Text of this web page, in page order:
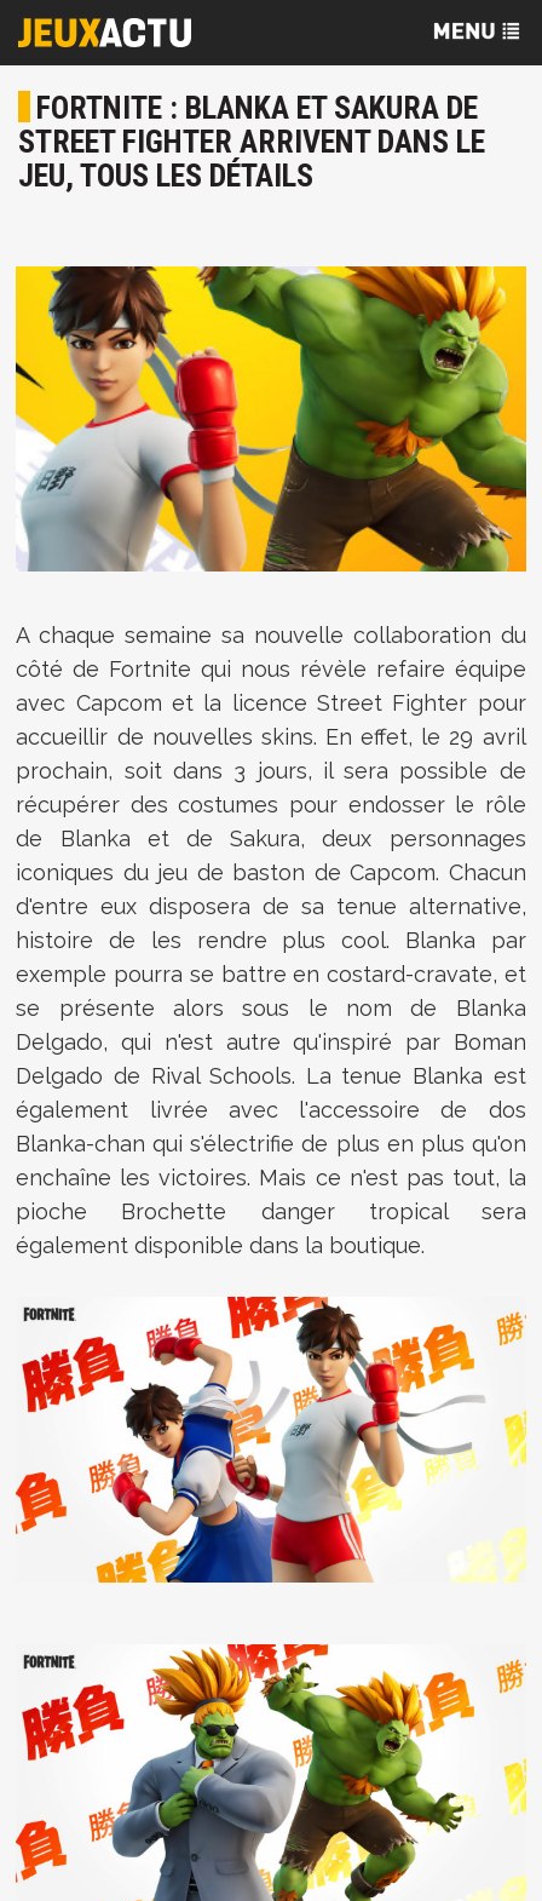
FORTNITE : BLANKA ET SAKURA DE
STREET FIGHTER ARRIVENT DANS LE
JEU, TOUS LES DÉTAILS
A chaque semaine sa nouvelle collaboration du
côté de Fortnite qui nous révèle refaire équipe
avec Capcom et la licence Street Fighter pour
accueillir de nouvelles skins. En effet, le 29 avril
prochain, soit dans 3 jours, il sera possible de
récupérer des costumes pour endosser le rôle
de Blanka et de Sakura, deux personnages
iconiques du jeu de baston de Capcom. Chacun
d'entre eux disposera de sa tenue alternative,
histoire de les rendre plus cool. Blanka par
exemple pourra se battre en costard-cravate, et
se présente alors sous le nom de Blanka
Delgado, qui n'est autre qu'inspiré par Boman
Delgado de Rival Schools. La tenue Blanka est
également livrée avec l'accessoire de dos
Blanka-chan qui s'électrifie de plus en plus qu'on
enchaîne les victoires. Mais ce n'est pas tout, la
pioche Brochette danger tropical sera
également disponible dans la boutique.